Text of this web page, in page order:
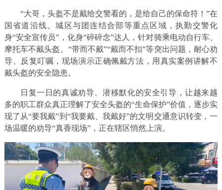
“大哥，头盔不是戴给交警看的，是给自己的保命符！”在
国省道沿线、城区与团连结合部等重点区域，执勤交警化
身“安全宣传员”，化身“碎碎念”达人，针对骑乘电动自行车、
摩托车不戴头盔、“带而不戴”“戴而不扣”等突出问题，耐心劝
导、反复叮嘱，现场演示正确佩戴方法，用真实案例讲解不
戴头盔的安全隐患。
日复一日的真诚劝导、潜移默化的安全引导，让越来越
多的职工群众真正理解了安全头盔的“生命保护”价值，逐步实
现了从“要我戴”到“我要戴、我戴好”的文明交通意识转变，一
场温暖的劝导“真香现场”，正在辖区悄然上演。